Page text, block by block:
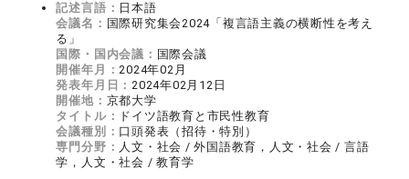
記述言語： 日本語
会議名： 国際研究集会2024「複言語主義の横断性を考え
る」
国際・国内会議： 国際会議
開催年月：2024年02月
発表年月日：2024年02月12日
開催地： 京都大学
タイトル： ドイツ語教育と市民性教育
会議種別： 口頭発表（招待・特別）
専門分野： 人文・社会 / 外国語教育，人文・社会 / 言語
学，人文・社会 / 教育学